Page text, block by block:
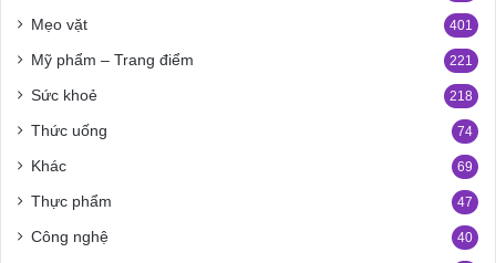
Mẹo vặt 401
Mỹ phẩm – Trang điểm 221
Sức khoẻ 218
Thức uống 74
Khác 69
Thực phẩm 47
Công nghệ 40